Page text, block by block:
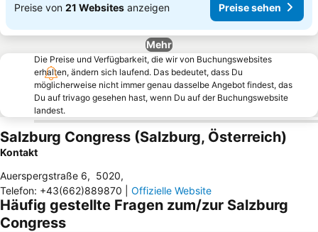
Preise von 21 Websites anzeigen Preise sehen
Mehr
Die Preise und Verfügbarkeit, die wir von Buchungswebsites
erhalten, ändern sich laufend. Das bedeutet, dass Du
möglicherweise nicht immer genau dasselbe Angebot findest, das
Du auf trivago gesehen hast, wenn Du auf der Buchungswebsite
landest.
Salzburg Congress (Salzburg, Österreich)
Kontakt
Auerspergstraße 6, 5020,
Telefon: +43(662)889870 Offizielle Website
Häufig gestellte Fragen zum/zur Salzburg
Congress